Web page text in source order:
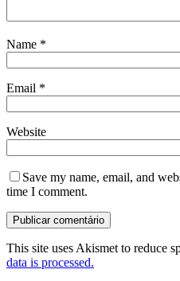
Name *
Email *
Website
Save my name, email, and
time I comment.
This site uses Akismet to reduce
data is processed.